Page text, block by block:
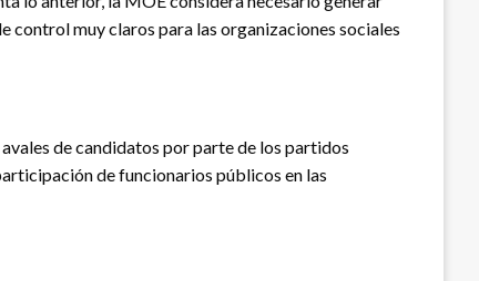
control muy claros para las organizaciones sociales
de candidatos por parte de los partidos
de funcionarios públicos en las